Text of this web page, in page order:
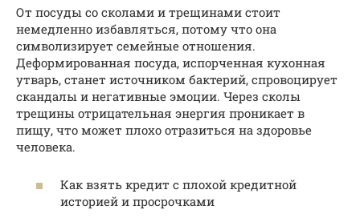
От посуды со сколами и трещинами стоит
немедленно избавляться, потому что она
символизирует семейные отношения.
Деформированная посуда, испорченная кухонная
утварь, станет источником бактерий, спровоцирует
скандалы и негативные эмоции. Через сколы
трещины отрицательная энергия проникает в
пищу, что может плохо отразиться на здоровье
человека.
Как взять кредит с плохой кредитной
историей и просрочками